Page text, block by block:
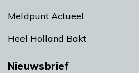
Meldpunt Actueel
Heel Holland Bakt
Nieuwsbrief